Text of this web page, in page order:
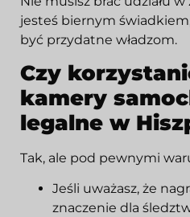
jesteś biernym
być przydatne władzom.
Czy
kamery
legalne w
Tak, ale pod pewnymi
Jeśli uważasz, że
znaczenie dla